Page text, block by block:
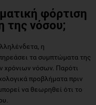
φόρτιση
της νόσου;
η
τα συμπτώματα της
χρόνιων νόσων. Παρότι
προβλήματα πριν
να θεωρηθεί ότι το